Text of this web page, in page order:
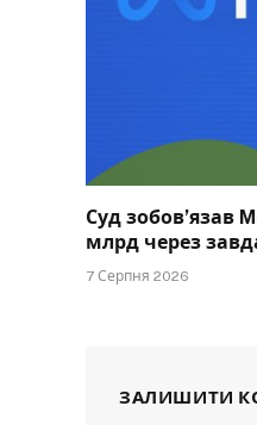
Суд зобов’язав
млрд через
7 Серпня 2026
ЗАЛИШИТИ